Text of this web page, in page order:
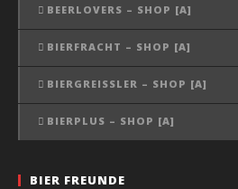
BEERLOVERS – SHOP [A]
BIERFRACHT – SHOP [A]
BIERGREISSLER – SHOP [A]
BIERPLUS – SHOP [A]
BIER FREUNDE